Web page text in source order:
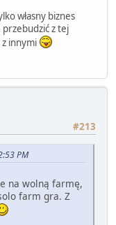
własny biznes
przebudzić z tej
innymi
#213
PM
na wolną farmę,
farm gra. Z